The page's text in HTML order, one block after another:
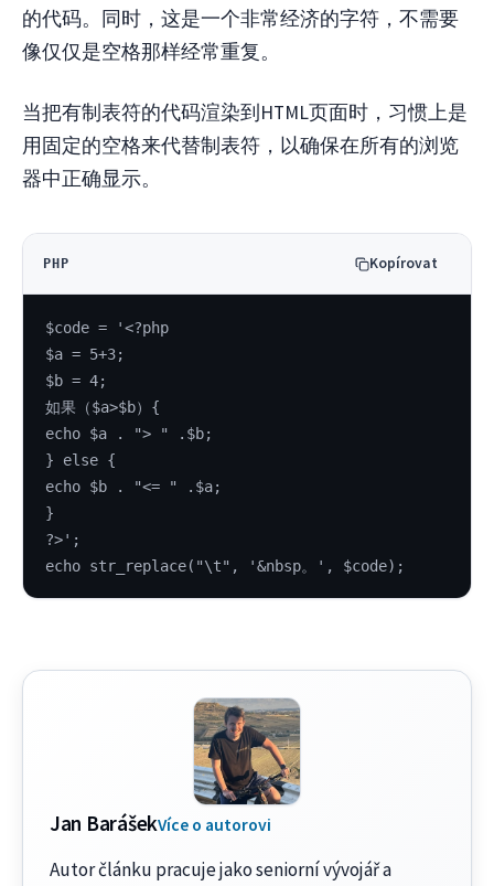
的代码。同时，这是一个非常经济的字符，不需要
像仅仅是空格那样经常重复。
当把有制表符的代码渲染到HTML页面时，习惯上是
用固定的空格来代替制表符，以确保在所有的浏览
器中正确显示。
PHP Kopírovat
$code = '<?php
$a = 5+3;
$b = 4;
如果（$a>$b）{
echo $a . "> " .$b;
} else {
echo $b . "<= " .$a;
}
?>';
echo str_replace("\t", '&nbsp。', $code);
Jan BarášekVíce o autorovi
Autor článku pracuje jako seniorní vývojář a